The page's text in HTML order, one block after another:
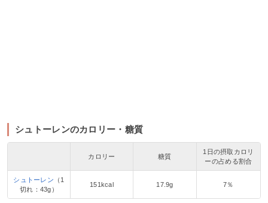
シュトーレンのカロリー・糖質
カロリー 糖質
1日の摂取カロリ
ーの占める割合
シュトーレン （1
切れ：43g）
151kcal 17.9g 7％